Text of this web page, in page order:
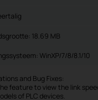
18.69 MB
WinXP/7/8/8.1/10
and Bug Fixes:
feature to view the link
of PLC devices.